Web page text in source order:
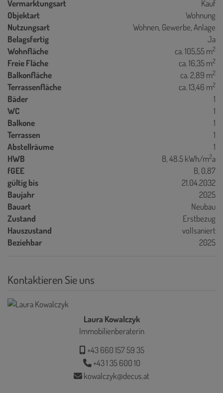
Vermarktungsart
Kauf
Objektart
Wohnung
Nutzungsart
Wohnen Gewerbe Anlage
Belagsfertig
Ja
Wohnfläche
ca. 105,55 m2
Freie Fläche ca. 16,35 m2
Balkonfläche ca. 2,89 m2
Terrassenfläche ca. 13,46 m2
Bäder
1
WC
1
Balkone
1
Terrassen
1
Abstellräume
1
HWB
B, 48.5 kWh/m2a
fGEE
B, 0,87
gültig bis
21.04.2032
Baujahr
2025
Bauart
Neubau
Zustand
Erstbezug
Hauszustand
vollsaniert
Beziehbar
2025
Kontaktieren Sie uns
Laura Kowalczyk
Immobilienberaterin
+43 660 157 59 35
+43 1 35 600 10
kowalczyk@decus.at